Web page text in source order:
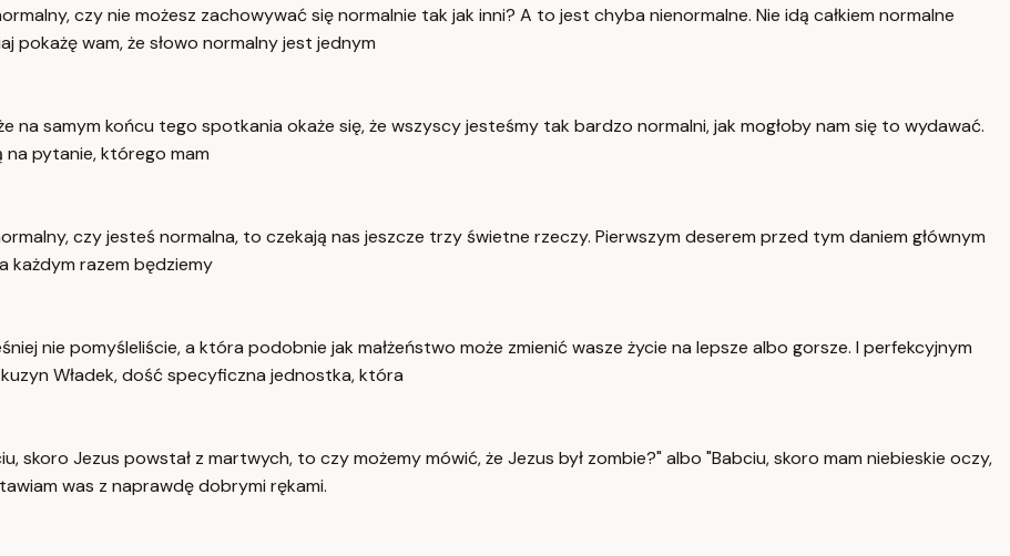
czy nie możesz zachowywać się normalnie tak jak inni? A to jest chyba nienormalne. Nie idą całkiem normalne
pokażę wam, że słowo normalny jest jednym
na samym końcu tego spotkania okaże się, że wszyscy jesteśmy tak bardzo normalni, jak mogłoby nam się to wydawać.
na pytanie, którego mam
czy jesteś normalna, to czekają nas jeszcze trzy świetne rzeczy. Pierwszym deserem przed tym daniem głównym
każdym razem będziemy
nie pomyśleliście, a która podobnie jak małżeństwo może zmienić wasze życie na lepsze albo gorsze. I perfekcyjnym
Władek, dość specyficzna jednostka, która
skoro Jezus powstał z martwych, to czy możemy mówić, że Jezus był zombie?" albo "Babciu, skoro mam niebieskie oczy,
was z naprawdę dobrymi rękami.